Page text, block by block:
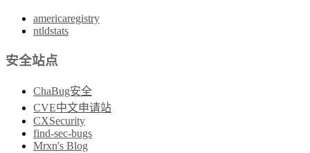
americaregistry
ntldstats
安全站点
ChaBug安全
CVE中文申请站
CXSecurity
find-sec-bugs
Mrxn's Blog